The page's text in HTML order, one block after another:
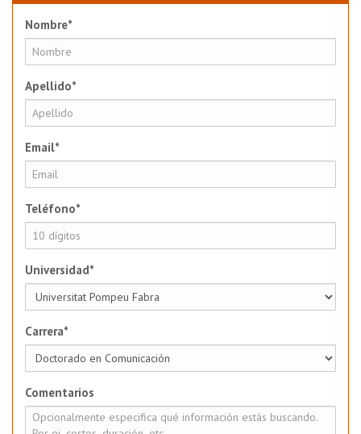
Nombre*
Apellido*
Email*
Teléfono*
Universidad*
Carrera*
Comentarios